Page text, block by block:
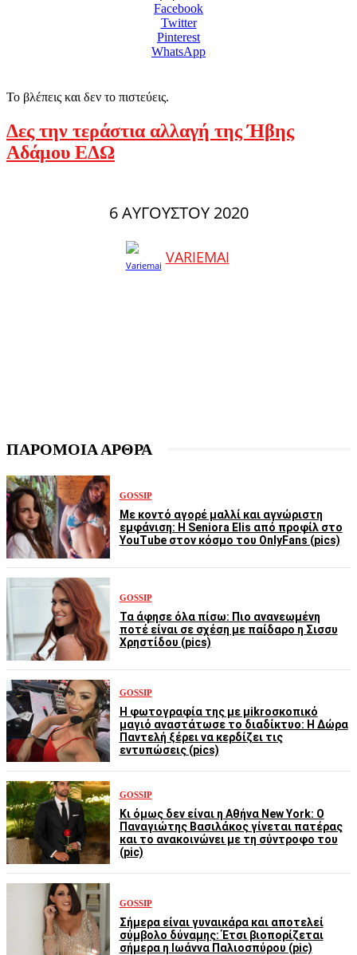
Facebook
Twitter
Pinterest
WhatsApp
Το βλέπεις και δεν το πιστεύεις.
Δες την τεράστια αλλαγή της Ήβης
Αδάμου ΕΔΩ
6 ΑΥΓΟΎΣΤΟΥ 2020
VARIEMAI
ΠΑΡΟΜΟΙΑ ΑΡΘΡΑ
GOSSIP
Με κοντό αγορέ μαλλί και αγνώριστη
εμφάνιση: Η Seniora Elis από προφίλ στο
YouTube στον κόσμο του OnlyFans (pics)
GOSSIP
Τα άφησε όλα πίσω: Πιο ανανεωμένη
ποτέ είναι σε σχέση με παίδαρο η Σισσυ
Χρηστίδου (pics)
GOSSIP
Η φωτογραφία της με μikroσκοπικό
μαγιό αναστάτωσε το διαδίκτυο: Η Δώρα
Παντελή ξέρει να κερδίζει τις
εντυπώσεις (pics)
GOSSIP
Κι όμως δεν είναι η Αθήνα New York: Ο
Παναγιώτης Βασιλάκος γίνεται πατέρας
και το ανακοινώνει με τη σύντροφο του
(pic)
GOSSIP
Σήμερα είναι γυναικάρα και αποτελεί
σύμβολο δύναμης: Έτσι βιοπορίζεται
σήμερα η Ιωάννα Παλιοσπύρου (pic)